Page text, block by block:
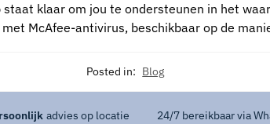
klaar om jou te ondersteunen in het
McAfee-antivirus, beschikbaar op de
Posted in: Blog
advies op locatie 24/7 bereikbaar via